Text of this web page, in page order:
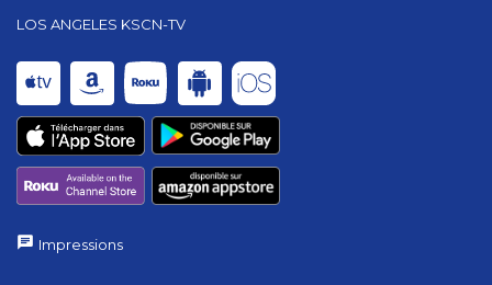
LOS ANGELES KSCN-TV
Impressions